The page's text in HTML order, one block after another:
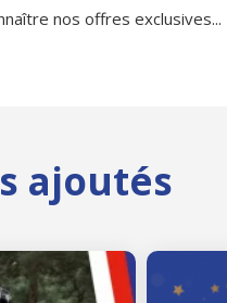
nos offres exclusives...
ajoutés